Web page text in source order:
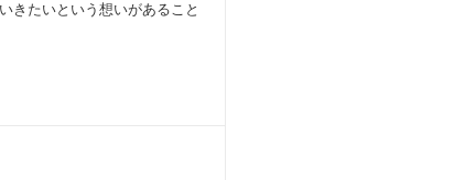
きたいという想いがあること